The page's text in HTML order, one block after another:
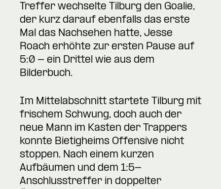
Treffer wechselte Tilburg den Goalie,
der kurz darauf ebenfalls das erste
Mal das Nachsehen hatte, Jesse
Roach erhöhte zur ersten Pause auf
5:0 - ein Drittel wie aus dem
Bilderbuch.
Im Mittelabschnitt startete Tilburg mit
frischem Schwung, doch auch der
neue Mann im Kasten der Trappers
konnte Bietigheims Offensive nicht
stoppen. Nach einem kurzen
Aufbäumen und dem 1:5-
Anschlusstreffer in doppelter